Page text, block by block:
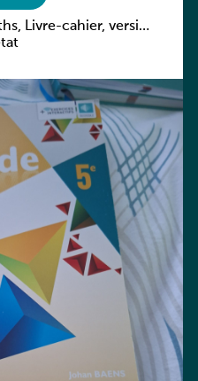
Livre-cahier, version